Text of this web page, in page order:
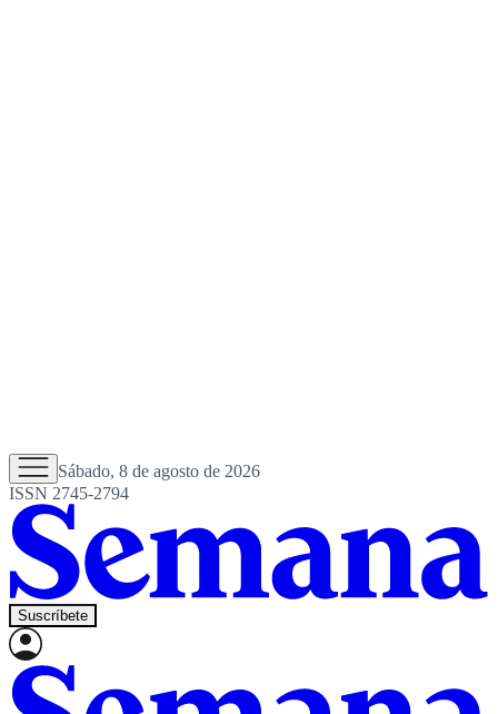
Sábado, 8 de agosto de 2026
ISSN 2745-2794
Suscríbete